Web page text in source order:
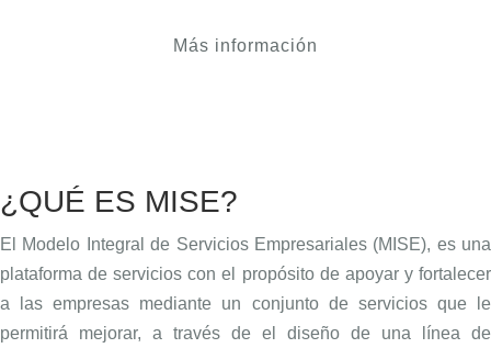
Más información
¿QUÉ ES MISE?
El Modelo Integral de Servicios Empresariales (MISE), es una
plataforma de servicios con el propósito de apoyar y fortalecer
a las empresas mediante un conjunto de servicios que le
permitirá mejorar, a través de el diseño de una línea de